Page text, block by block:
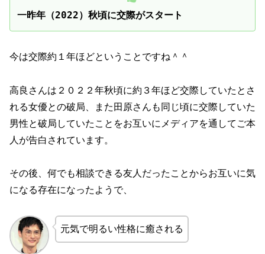
一昨年（2022）秋頃に交際がスタート
今は交際約１年ほどということですね＾＾
高良さんは２０２２年秋頃に約３年ほど交際していたとさ
れる女優との破局、また田原さんも同じ頃に交際していた
男性と破局していたことをお互いにメディアを通してご本
人が告白されています。
その後、何でも相談できる友人だったことからお互いに気
になる存在になったようで、
元気で明るい性格に癒される